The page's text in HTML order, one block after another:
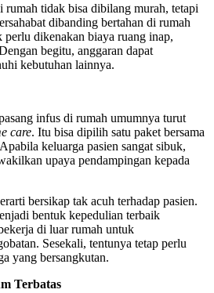
rumah tidak bisa dibilang murah, tetapi
dibanding bertahan di rumah
perlu dikenakan biaya ruang inap,
begitu, anggaran dapat
kebutuhan lainnya.
infus di rumah umumnya turut
care. Itu bisa dipilih satu paket bersama
keluarga pasien sangat sibuk,
upaya pendampingan kepada
bersikap tak acuh terhadap pasien.
bentuk kepedulian terbaik
di luar rumah untuk
Sesekali, tentunya tetap perlu
yang bersangkutan.
Terbatas